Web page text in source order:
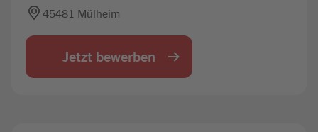
45481 Mülheim
Jetzt bewerben